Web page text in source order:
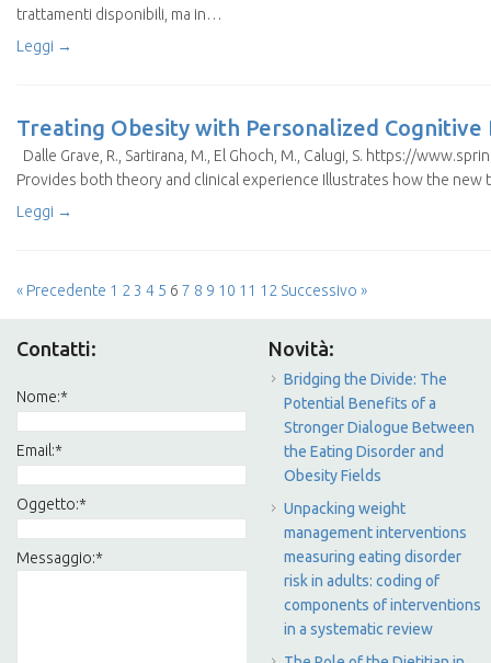
trattamenti disponibili, ma in…
Leggi →
Treating Obesity with Personalized
Dalle Grave, R., Sartirana, M., El Ghoch, M., Calugi, S. https://
Provides both theory and clinical experience Illustrates how the
Leggi →
« Precedente 1 2 3 4 5 6 7 8 9 10 11 12 Successivo »
Contatti:
Nome:*
Email:*
Oggetto:*
Messaggio:*
Novità:
Bridging the Divide: The
Potential Benefits of a
Stronger Dialogue Between
the Eating Disorder and
Obesity Fields
Unpacking weight
management interventions
measuring eating disorder
risk in adults: coding of
components of interventions
in a systematic review